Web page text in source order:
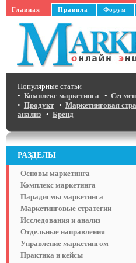
Главная Правила Форум
Популярные статьи
• Комплекс маркетинга •
• Продукт• Маркетинговая
анализ• Бренд
РАЗДЕЛЫ
Основы маркетинга
Комплекс маркетинга
Парадигмы маркетинга
Маркетинговые стратегии
Исследования и анализ
Отдельные направления
Управление маркетингом
Практика и кейсы